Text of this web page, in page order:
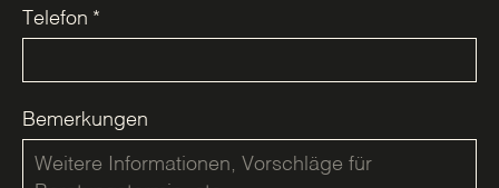
Telefon *
Bemerkungen